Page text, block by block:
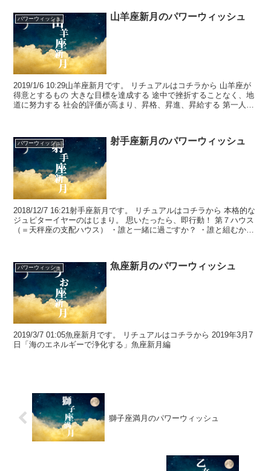
パワーウィッシュ 山羊座新月のパワーウィッシュ
2019/1/6 10:29山羊座新月です。 リチュアルはコチラから 山羊座が
得意とするもの 大きな目標を達成する 途中で挫折することなく、地
道に努力する 社会的評価が高まり、昇格、昇進、昇給する 第一人者
パワーウィッシュ 射手座新月のパワーウィッシュ
2018/12/7 16:21射手座新月です。 リチュアルはコチラから 本格的な
ジュピターイヤーのはじまり。 思いたったら、即行動！ 第７ハウス
（＝天秤座の支配ハウス） ・誰と一緒に過ごすか？ ・誰と組むか？
パワーウィッシュ 魚座新月のパワーウィッシュ
2019/3/7 01:05魚座新月です。 リチュアルはコチラから 2019年3月7
日「海のエネルギーで浄化する」魚座新月編
獅子座満月のパワーウィッシュ